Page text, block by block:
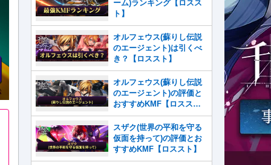
ーム)ランキング【ロスス
ト】
オルフェウス(蘇りし伝説
のエージェント)は引くべ
き？【ロススト】
オルフェウス(蘇りし伝説
のエージェント)の評価と
おすすめKMF【ロスス
ト】
スザク(世界の平和を守る
仮面を持って)の評価とお
すすめKMF【ロススト】